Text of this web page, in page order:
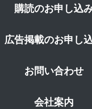
購読のお申し込
広告掲載のお申し
お問い合わせ
会社案内